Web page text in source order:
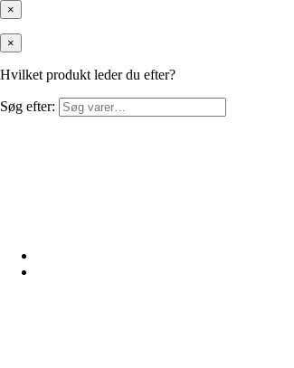
×
×
Hvilket produkt leder du efter?
Søg efter: